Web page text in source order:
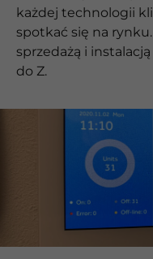
każdej technologii
spotkać się na
sprzedażą i
do Z.